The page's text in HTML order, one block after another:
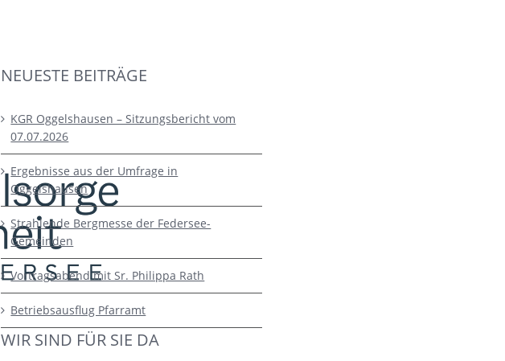
NEUESTE BEITRÄGE
KGR Oggelshausen – Sitzungsbericht vom
07.07.2026
Ergebnisse aus der Umfrage in
Oggelshausen
Strahlende Bergmesse der Federsee-
Gemeinden
Vortragsabend mit Sr. Philippa Rath
Betriebsausflug Pfarramt
WIR SIND FÜR SIE DA